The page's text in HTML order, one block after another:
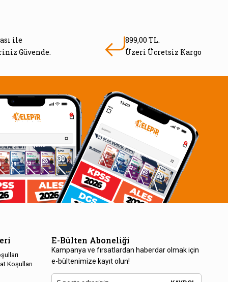
ile
Güvende.
899,00 TL.
Üzeri Ücretsiz Kargo
Koşulları
E-Bülten Aboneliği
Kampanya ve fırsatlardan haberdar olmak için
e-bültenimize kayıt olun!